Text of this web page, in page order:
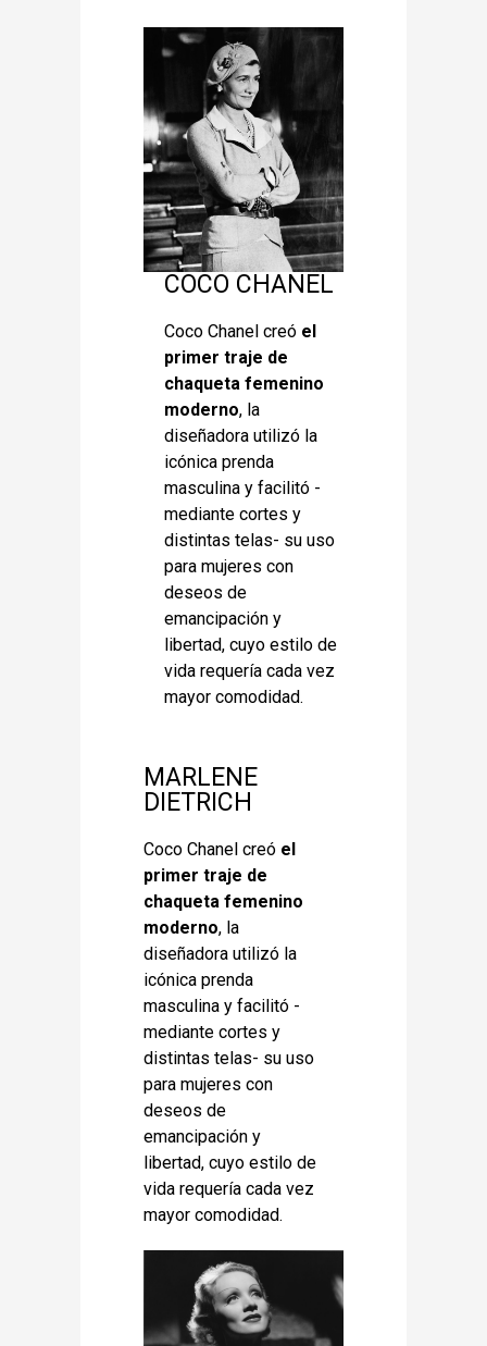
COCO CHANEL
Coco Chanel creó el
primer traje de
chaqueta femenino
moderno, la
diseñadora utilizó la
icónica prenda
masculina y facilitó -
mediante cortes y
distintas telas- su uso
para mujeres con
deseos de
emancipación y
libertad, cuyo estilo de
vida requería cada vez
mayor comodidad.
MARLENE
DIETRICH
Coco Chanel creó el
primer traje de
chaqueta femenino
moderno, la
diseñadora utilizó la
icónica prenda
masculina y facilitó -
mediante cortes y
distintas telas- su uso
para mujeres con
deseos de
emancipación y
libertad, cuyo estilo de
vida requería cada vez
mayor comodidad.